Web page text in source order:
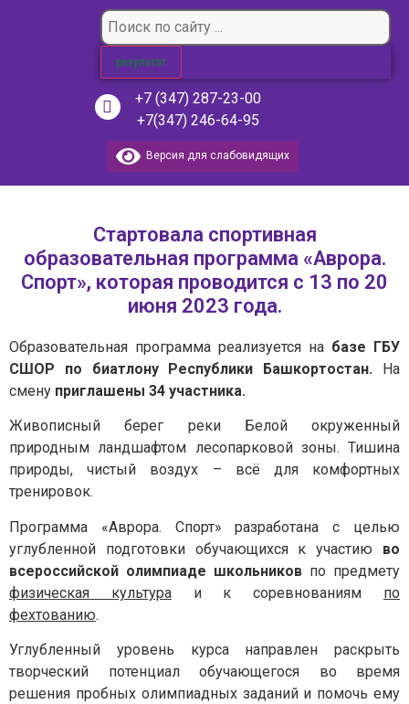
результат
+7 (347) 287-23-00
+7(347) 246-64-95
Версия для слабовидящих
Стартовала спортивная
образовательная программа «Аврора.
Спорт», которая проводится с 13 по 20
июня 2023 года.
Образовательная программа реализуется на базе ГБУ
СШОР по биатлону Республики Башкортостан. На
смену приглашены 34 участника.
Живописный берег реки Белой окруженный
природным ландшафтом лесопарковой зоны. Тишина
природы, чистый воздух – всё для комфортных
тренировок.
Программа «Аврора. Спорт» разработана с целью
углубленной подготовки обучающихся к участию во
всероссийской олимпиаде школьников по предмету
физическая культураи к соревнованиям по
фехтованию.
Углубленный уровень курса направлен раскрыть
творческий потенциал обучающегося во время
решения пробных олимпиадных заданий и помочь ему
Задайте нам вопрос
JavaScript в браузере.
Эл. почта*